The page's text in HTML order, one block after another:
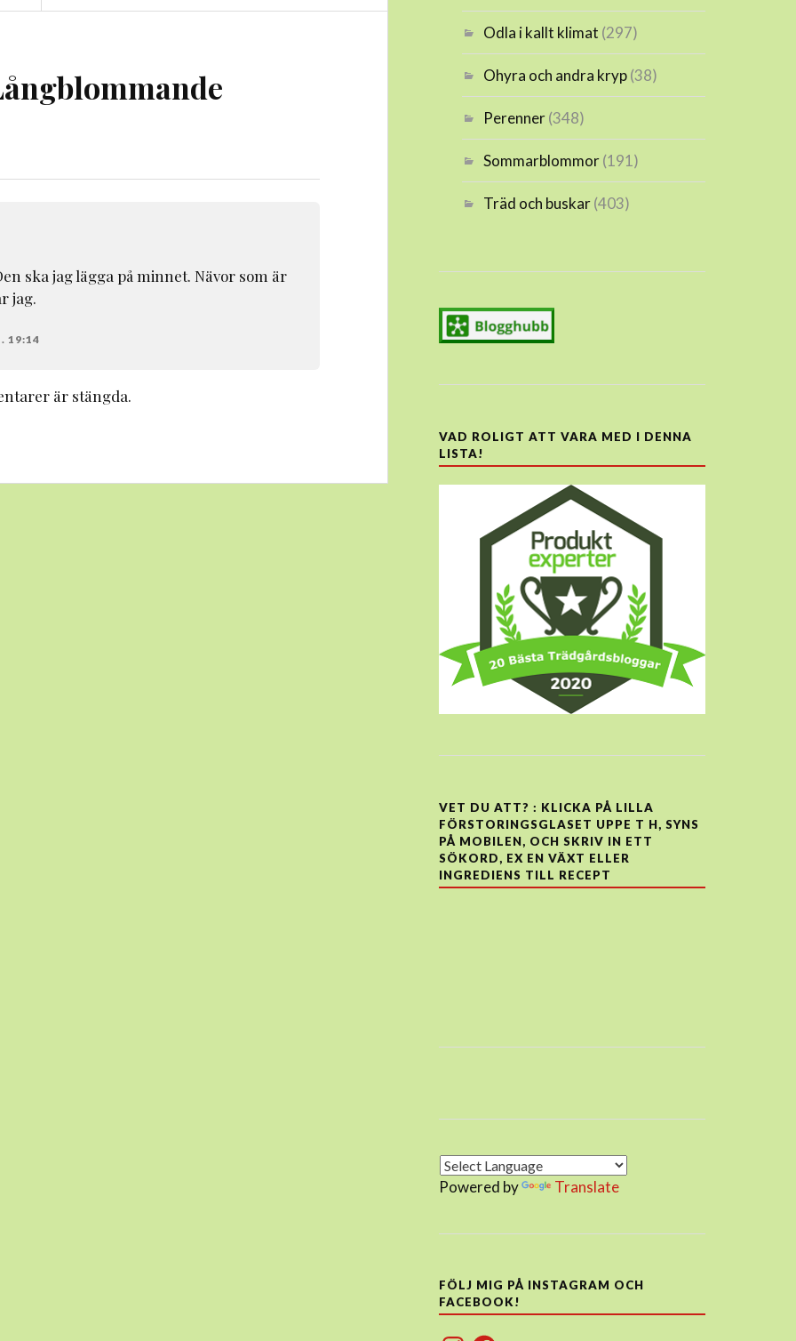
ska jag lägga på minnet. Nävor som är
jag.
19:14
är stängda.
Odla i kallt klimat (297)
Ohyra och andra kryp(38)
Perenner(348)
Sommarblommor(191)
Träd och buskar(403)
VAD ROLIGT ATT VARA MED I DENNA
LISTA!
VET DU ATT? : KLICKA PÅ LILLA
FÖRSTORINGSGLASET UPPE T H, SYNS
PÅ MOBILEN, OCH SKRIV IN ETT
SÖKORD, EX EN VÄXT ELLER
INGREDIENS TILL RECEPT
Powered by Translate
FÖLJ MIG PÅ INSTAGRAM OCH
FACEBOOK!